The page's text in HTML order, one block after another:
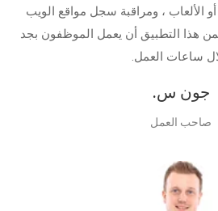
الألعاب ، ومراقبة سجل مواقع الويب
هذا التطبيق أن يعمل الموظفون بجد
ساعات العمل.
جون س.
صاحب العمل